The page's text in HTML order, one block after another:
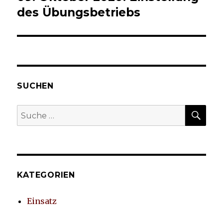
Beitrag:
des Übungsbetriebs
SUCHEN
Suche
nach:
KATEGORIEN
Einsatz